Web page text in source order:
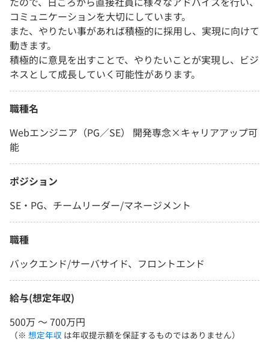
コミュニケーションを大切にしています。
また、やりたい事があれば積極的に採用し、実現に向けて
動きます。
積極的に意見を出すことで、やりたいことが実現し、ビジ
ネスとして成長していく可能性があります。
職種名
Webエンジニア（PG／SE） 開発専念×キャリアアップ可
能
ポジション
SE・PG、チームリーダー/マネージメント
職種
バックエンド/サーバサイド、フロントエンド
給与(想定年収)
500万 〜 700万円
（※ 想定年収 は年収提示額を保証するものではありません）